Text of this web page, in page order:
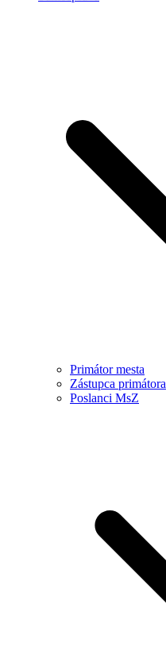
Primátor mesta
Zástupca primátora
Poslanci MsZ